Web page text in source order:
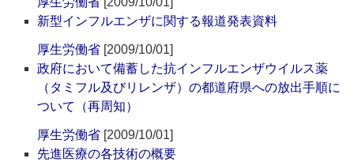
新型インフルエンザに関する報道発表資料
厚生労働省 [2009/10/01]
政府において備蓄した抗インフルエンザウイルス薬
（タミフル及びリレンザ）の都道府県への放出手順に
ついて（再周知）
厚生労働省 [2009/10/01]
先進医療の各技術の概要